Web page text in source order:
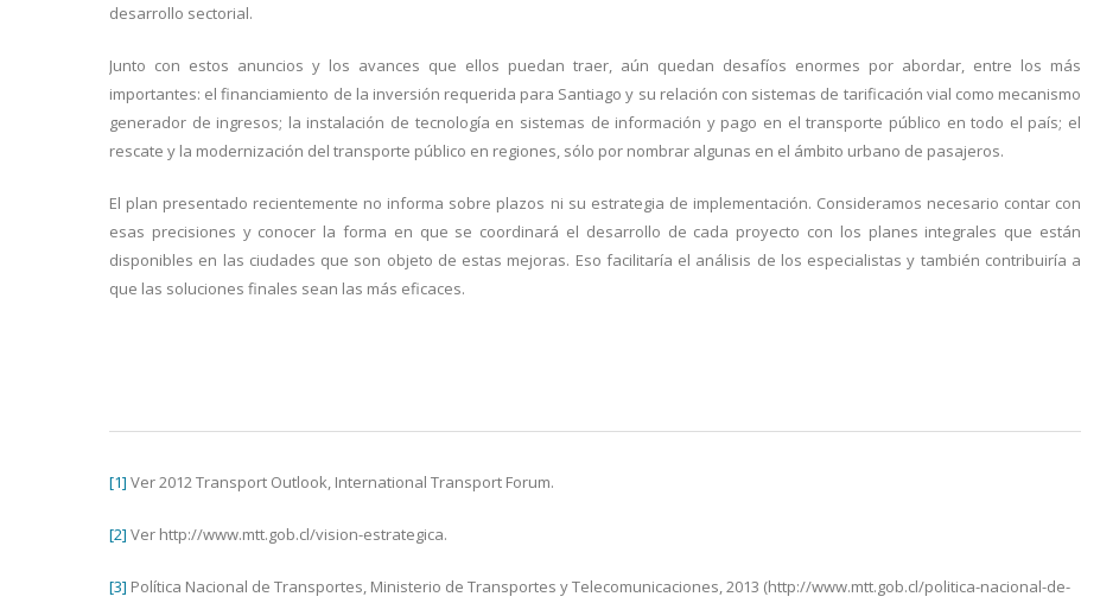
desarrollo sectorial.
Junto con estos anuncios y los avances que ellos puedan traer, aún quedan desafíos enormes por abordar, entre los más
importantes: el financiamiento de la inversión requerida para Santiago y su relación con sistemas de tarificación vial como mecanismo
generador de ingresos; la instalación de tecnología en sistemas de información y pago en el transporte público en todo el país; el
rescate y la modernización del transporte público en regiones, sólo por nombrar algunas en el ámbito urbano de pasajeros.
El plan presentado recientemente no informa sobre plazos ni su estrategia de implementación. Consideramos necesario contar con
esas precisiones y conocer la forma en que se coordinará el desarrollo de cada proyecto con los planes integrales que están
disponibles en las ciudades que son objeto de estas mejoras. Eso facilitaría el análisis de los especialistas y también contribuiría a
que las soluciones finales sean las más eficaces.
[1] Ver 2012 Transport Outlook, International Transport Forum.
[2] Ver http://www.mtt.gob.cl/vision-estrategica.
[3] Política Nacional de Transportes, Ministerio de Transportes y Telecomunicaciones, 2013 (http://www.mtt.gob.cl/politica-nacional-de-